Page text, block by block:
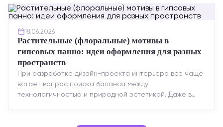
18.06.2026
Растительные (флоральные) мотивы в
гипсовых панно: идеи оформления для разных
пространств
При разработке дизайн-проекта интерьера все чаще
встает вопрос поиска баланса между
технологичностью и природной эстетикой. Даже в